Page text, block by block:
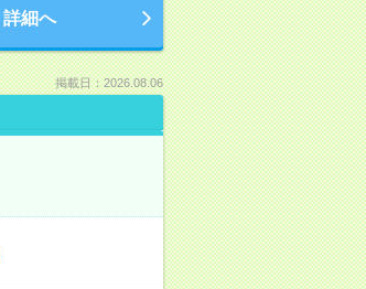
詳細へ
掲載日：2026.08.06